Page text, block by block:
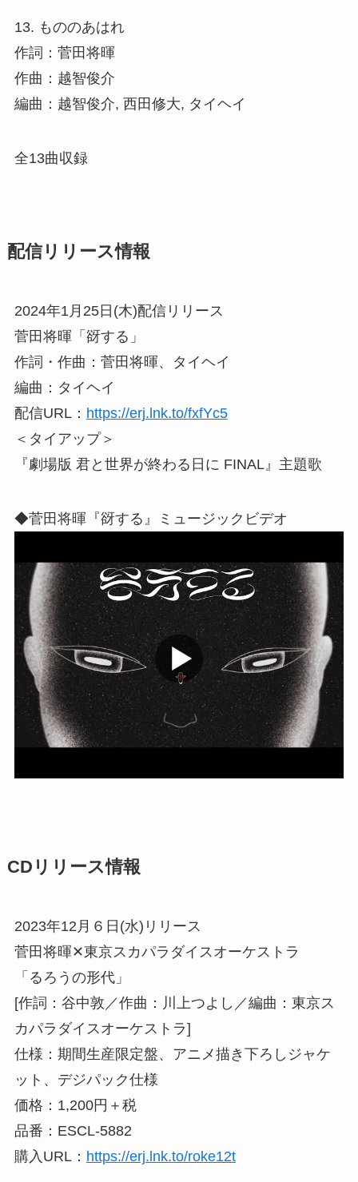
13. もののあはれ
作詞：菅田将暉
作曲：越智俊介
編曲：越智俊介, 西田修大, タイヘイ
全13曲収録
配信リリース情報
2024年1月25日(木)配信リリース
菅田将暉「谺する」
作詞・作曲：菅田将暉、タイヘイ
編曲：タイヘイ
配信URL： https://erj.lnk.to/fxfYc5
＜タイアップ＞
『劇場版 君と世界が終わる日に FINAL』主題歌
◆菅田将暉『谺する』ミュージックビデオ
CDリリース情報
2023年12月６日(水)リリース
菅田将暉✕東京スカパラダイスオーケストラ
「るろうの形代」
[作詞：谷中敦／作曲：川上つよし／編曲：東京ス
カパラダイスオーケストラ]
仕様：期間生産限定盤、アニメ描き下ろしジャケ
ット、デジパック仕様
価格：1,200円＋税
品番：ESCL-5882
購入URL： https://erj.lnk.to/roke12t